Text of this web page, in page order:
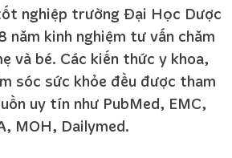
nghiệp trường Đại Học Dược
năm kinh nghiệm tư vấn chăm
và bé. Các kiến thức y khoa,
sóc sức khỏe đều được tham
uy tín như PubMed, EMC,
MOH, Dailymed.